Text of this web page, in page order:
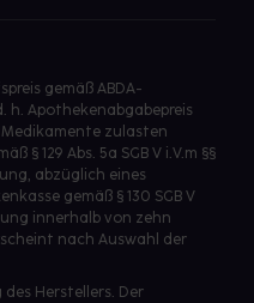
gemäß ABDA-
h. Apothekenabgabepreis
zulasten
§ 129 Abs. 5a SGB V i.V.m §§
abzüglich eines
gemäß § 130 SGB V
innerhalb von zehn
nach Auswahl der
Herstellers. Der